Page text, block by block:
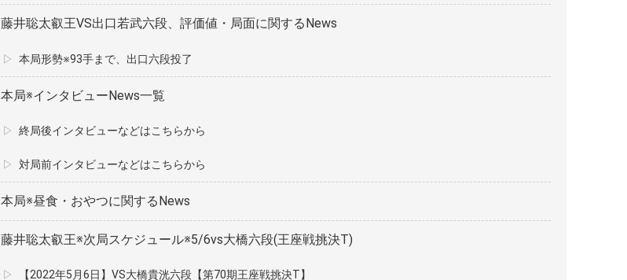
藤井聡太叡王VS出口若武六段、評価値・局面に関するNews
本局形勢※93手まで、出口六段投了
本局※インタビューNews一覧
終局後インタビューなどはこちらから
対局前インタビューなどはこちらから
本局※昼食・おやつに関するNews
藤井聡太叡王※次局スケジュール※5/6vs大橋六段(王座戦挑決T)
【2022年5月6日】VS大橋貴洸六段【第70期王座戦挑決T】